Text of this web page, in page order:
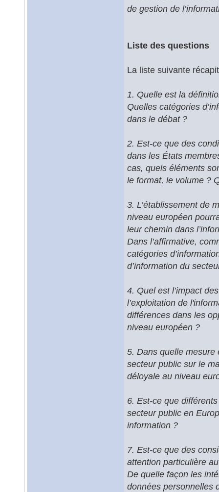
de gestion de
Liste des questions
La liste suivante
1. Quelle est la
Quelles catégories
dans le débat ?
2. Est-ce que des
dans les États
cas, quels éléments
le format, le volume ?
3. L’établissement de
niveau européen
leur chemin dans
Dans l’affirmative,
catégories
d’information du
4. Quel est l’impact
l’exploitation de
différences dans les
niveau européen ?
5. Dans quelle mesure
secteur public sur le
déloyale au niveau
6. Est-ce que
secteur public en
information ?
7. Est-ce que des
attention particulière
De quelle façon les
données personnelles